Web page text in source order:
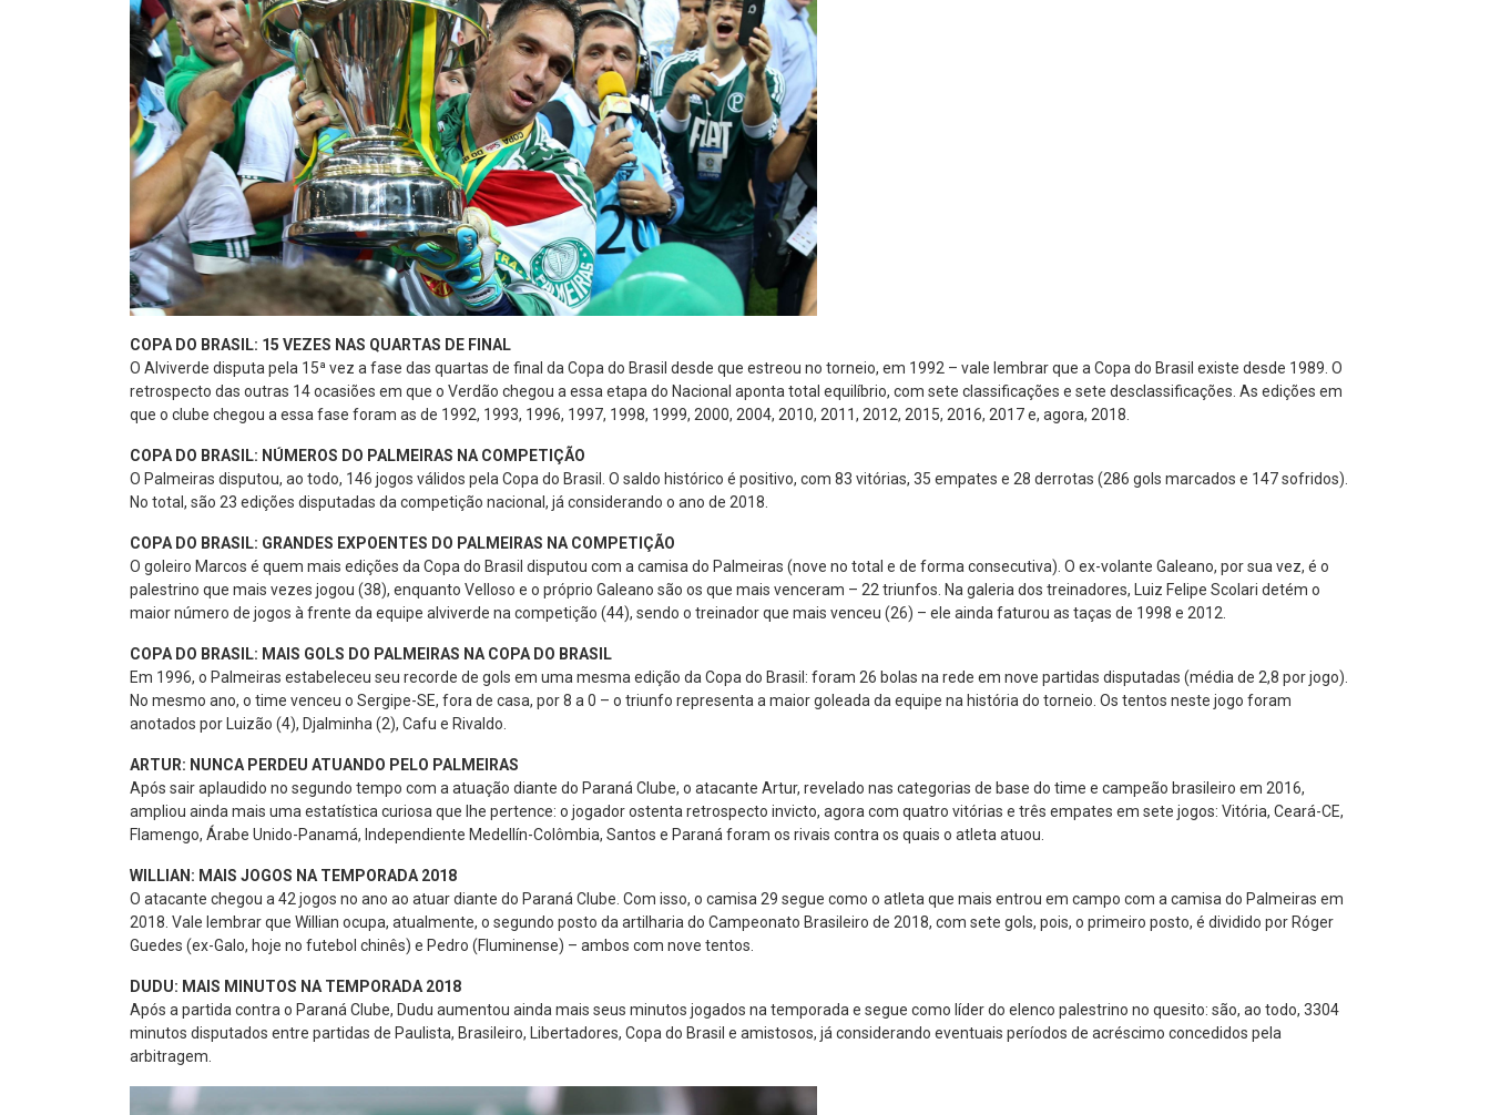
COPA DO BRASIL: 15 VEZES NAS QUARTAS DE FINAL
O Alviverde disputa pela 15ª vez a fase das quartas de final da Copa do Brasil desde que estreou no torneio, em 1992 – vale lembrar que a Copa do Brasil existe desde 1989. O
retrospecto das outras 14 ocasiões em que o Verdão chegou a essa etapa do Nacional aponta total equilíbrio, com sete classificações e sete desclassificações. As edições em
que o clube chegou a essa fase foram as de 1992, 1993, 1996, 1997, 1998, 1999, 2000, 2004, 2010, 2011, 2012, 2015, 2016, 2017 e, agora, 2018.
COPA DO BRASIL: NÚMEROS DO PALMEIRAS NA COMPETIÇÃO
O Palmeiras disputou, ao todo, 146 jogos válidos pela Copa do Brasil. O saldo histórico é positivo, com 83 vitórias, 35 empates e 28 derrotas (286 gols marcados e 147 sofridos).
No total, são 23 edições disputadas da competição nacional, já considerando o ano de 2018.
COPA DO BRASIL: GRANDES EXPOENTES DO PALMEIRAS NA COMPETIÇÃO
O goleiro Marcos é quem mais edições da Copa do Brasil disputou com a camisa do Palmeiras (nove no total e de forma consecutiva). O ex-volante Galeano, por sua vez, é o
palestrino que mais vezes jogou (38), enquanto Velloso e o próprio Galeano são os que mais venceram – 22 triunfos. Na galeria dos treinadores, Luiz Felipe Scolari detém o
maior número de jogos à frente da equipe alviverde na competição (44), sendo o treinador que mais venceu (26) – ele ainda faturou as taças de 1998 e 2012.
COPA DO BRASIL: MAIS GOLS DO PALMEIRAS NA COPA DO BRASIL
Em 1996, o Palmeiras estabeleceu seu recorde de gols em uma mesma edição da Copa do Brasil: foram 26 bolas na rede em nove partidas disputadas (média de 2,8 por jogo).
No mesmo ano, o time venceu o Sergipe-SE, fora de casa, por 8 a 0 – o triunfo representa a maior goleada da equipe na história do torneio. Os tentos neste jogo foram
anotados por Luizão (4), Djalminha (2), Cafu e Rivaldo.
ARTUR: NUNCA PERDEU ATUANDO PELO PALMEIRAS
Após sair aplaudido no segundo tempo com a atuação diante do Paraná Clube, o atacante Artur, revelado nas categorias de base do time e campeão brasileiro em 2016,
ampliou ainda mais uma estatística curiosa que lhe pertence: o jogador ostenta retrospecto invicto, agora com quatro vitórias e três empates em sete jogos: Vitória, Ceará-CE,
Flamengo, Árabe Unido-Panamá, Independiente Medellín-Colômbia, Santos e Paraná foram os rivais contra os quais o atleta atuou.
WILLIAN: MAIS JOGOS NA TEMPORADA 2018
O atacante chegou a 42 jogos no ano ao atuar diante do Paraná Clube. Com isso, o camisa 29 segue como o atleta que mais entrou em campo com a camisa do Palmeiras em
2018. Vale lembrar que Willian ocupa, atualmente, o segundo posto da artilharia do Campeonato Brasileiro de 2018, com sete gols, pois, o primeiro posto, é dividido por Róger
Guedes (ex-Galo, hoje no futebol chinês) e Pedro (Fluminense) – ambos com nove tentos.
DUDU: MAIS MINUTOS NA TEMPORADA 2018
Após a partida contra o Paraná Clube, Dudu aumentou ainda mais seus minutos jogados na temporada e segue como líder do elenco palestrino no quesito: são, ao todo, 3304
minutos disputados entre partidas de Paulista, Brasileiro, Libertadores, Copa do Brasil e amistosos, já considerando eventuais períodos de acréscimo concedidos pela
arbitragem.